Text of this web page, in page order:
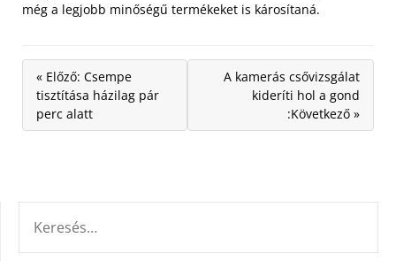
még a legjobb minőségű termékeket is károsítaná.
« Előző: Csempe
tisztítása házilag pár
perc alatt
A kamerás csővizsgálat
kideríti hol a gond
:Következő »